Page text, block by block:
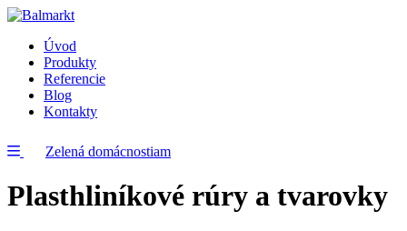
Úvod
Produkty
Referencie
Blog
Kontakty
Zelená domácnostiam
Plasthliníkové rúry a tvarovky